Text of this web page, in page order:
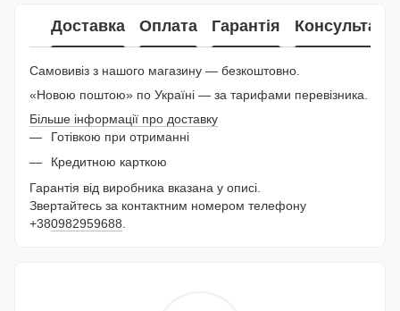
Доставка Оплата Гарантія Консультація
Самовивіз з нашого магазину — безкоштовно.
«Новою поштою» по Україні — за тарифами перевізника.
Більше інформації про доставку
Готівкою при отриманні
Кредитною карткою
Гарантія від виробника вказана у описі.
Звертайтесь за контактним номером телефону
+380982959688